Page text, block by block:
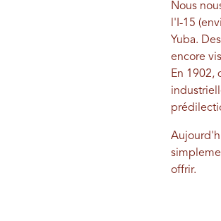
Nous
l'I-15
Yuba.
encore
En 1902,
offrir.